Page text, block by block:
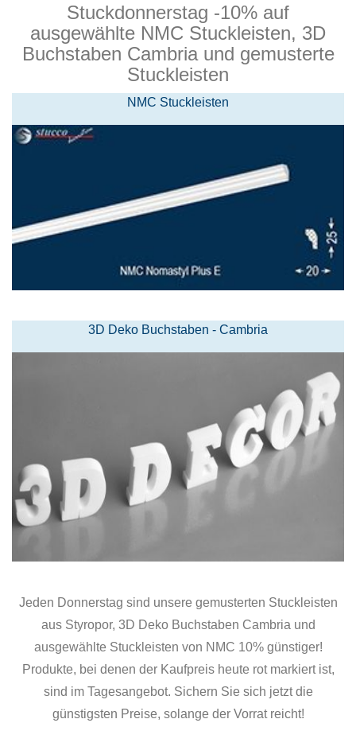
Stuckdonnerstag -10% auf
ausgewählte NMC Stuckleisten, 3D
Buchstaben Cambria und gemusterte
Stuckleisten
NMC Stuckleisten
3D Deko Buchstaben - Cambria
Jeden Donnerstag sind unsere gemusterten Stuckleisten
aus Styropor, 3D Deko Buchstaben Cambria und
ausgewählte Stuckleisten von NMC 10% günstiger!
Produkte, bei denen der Kaufpreis heute rot markiert ist,
sind im Tagesangebot. Sichern Sie sich jetzt die
günstigsten Preise, solange der Vorrat reicht!